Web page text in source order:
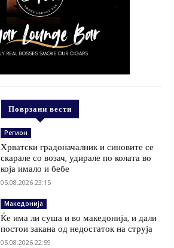
Поврзани вести
Регион
Хрватски градоначалник и синовите се
скарале со возач, удирале по колата во
која имало и бебе
05.08.2026 23:15
Македонија
Ќе има ли суша и во македонија, и дали
постои закана од недостаток на струја
05.08.2026 22:59